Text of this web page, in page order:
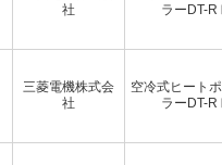
社
ラーDT-
三菱電機株式会
社
空冷式ヒート
ラーDT-